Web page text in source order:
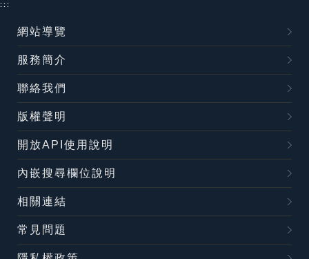
:::
網站導覽
服務簡介
聯絡我們
版權聲明
開放API使用說明
內嵌搜尋欄位說明
相關連結
常見問題